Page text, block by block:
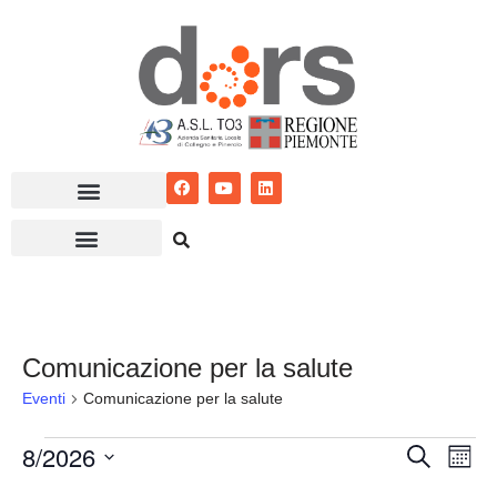
Comunicazione per la salute
Eventi Comunicazione per la salute
Eventi
Cerca
Mese
8/2026